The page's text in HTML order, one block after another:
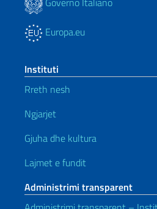
Europa.eu
Instituti
Rreth nesh
Ngjarjet
Gjuha dhe kultura
Lajmet e fundit
Administrimi transparent